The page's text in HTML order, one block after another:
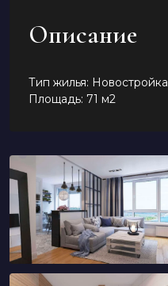
Описание
Тип жилья: Новостройка
Площадь: 71 м2